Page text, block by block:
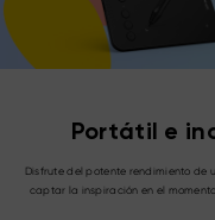
Portátil e
Disfrute del potente rendimiento
captar la inspiración en el